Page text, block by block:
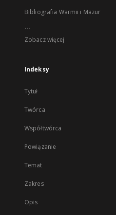
Bibliografia Warmii i Mazur
...
Zobacz więcej
Indeksy
Tytuł
Twórca
Współtwórca
Powiązanie
Temat
Zakres
Opis